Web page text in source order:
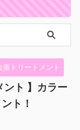
善トリートメント
ント 】カラー
ト！